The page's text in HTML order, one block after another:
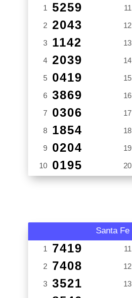
1 5259
2 2043
3 1142
4 2039
5 0419
6 3869
7 0306
8 1854
9 0204
10 0195
11
12
13
14
15
16
17
18
19
20
Santa Fe
1 7419
2 7408
3 3521
11
12
13